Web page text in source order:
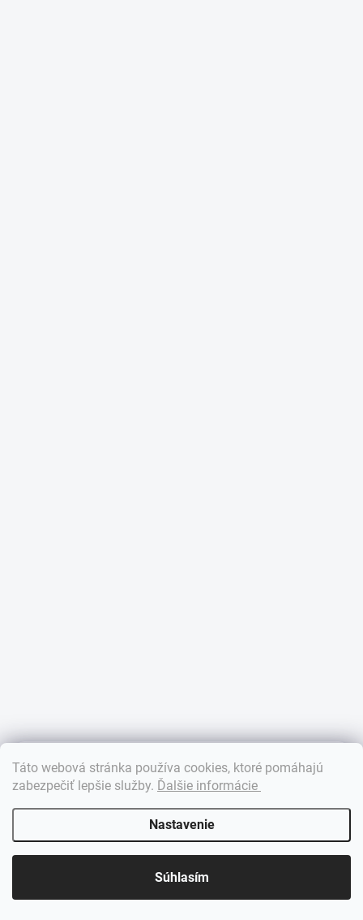
Táto webová stránka používa cookies, ktoré pomáhajú
zabezpečiť lepšie služby. Ďalšie informácie
Nastavenie
Súhlasím
Dobrý deň! 👋 Pomôžem vám nájsť správny diel. Napíšte mi.